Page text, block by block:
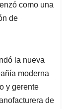
como una
de
la nueva
moderna
y gerente
de